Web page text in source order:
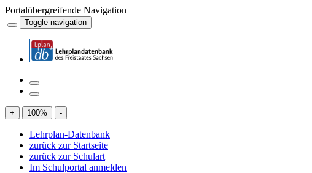
Portalübergreifende Navigation
Toggle navigation
+ 100% -
Lehrplan-Datenbank
zurück zur Startseite
zurück zur Schulart
Im Schulportal anmelden